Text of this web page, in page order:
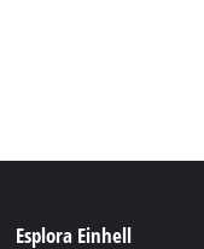
Esplora Einhell